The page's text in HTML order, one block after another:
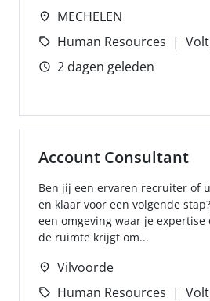
MECHELEN
Human Resources
2 dagen geleden
Account Consultant
Ben jij een ervaren recruiter of
en klaar voor een volgende
een omgeving waar je
de ruimte krijgt om...
Vilvoorde
Human Resources